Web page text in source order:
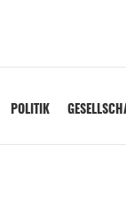
POLITIK